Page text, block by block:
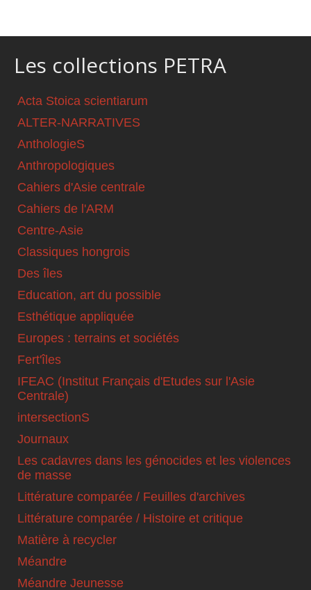
Les collections PETRA
Acta Stoica scientiarum
ALTER-NARRATIVES
AnthologieS
Anthropologiques
Cahiers d'Asie centrale
Cahiers de l'ARM
Centre-Asie
Classiques hongrois
Des îles
Education, art du possible
Esthétique appliquée
Europes : terrains et sociétés
Fert'îles
IFEAC (Institut Français d'Etudes sur l'Asie
Centrale)
intersectionS
Journaux
Les cadavres dans les génocides et les violences
de masse
Littérature comparée / Feuilles d'archives
Littérature comparée / Histoire et critique
Matière à recycler
Méandre
Méandre Jeunesse